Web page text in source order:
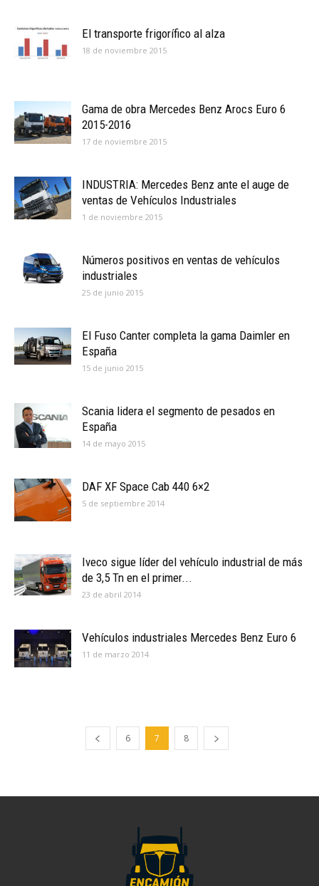
El transporte frigorífico al alza
18 de noviembre 2015
Gama de obra Mercedes Benz Arocs Euro 6
2015-2016
17 de noviembre 2015
INDUSTRIA: Mercedes Benz ante el auge de
ventas de Vehículos Industriales
1 de noviembre 2015
Números positivos en ventas de vehículos
industriales
25 de junio 2015
El Fuso Canter completa la gama Daimler en
España
15 de junio 2015
Scania lidera el segmento de pesados en
España
14 de mayo 2015
DAF XF Space Cab 440 6×2
5 de septiembre 2014
Iveco sigue líder del vehículo industrial de más
de 3,5 Tn en el primer...
23 de abril 2014
Vehículos industriales Mercedes Benz Euro 6
11 de marzo 2014
6 7 8